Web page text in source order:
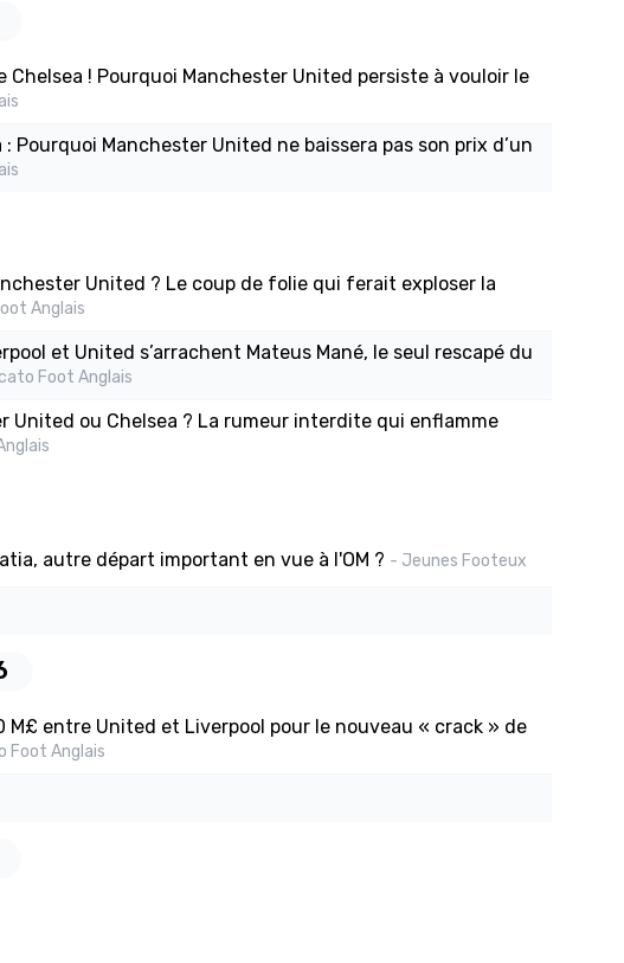
Chelsea ! Pourquoi Manchester United persiste à vouloir le
Pourquoi Manchester United ne baissera pas son prix d’un
United ? Le coup de folie qui ferait exploser la
Anglais
et United s’arrachent Mateus Mané, le seul rescapé du
Foot Anglais
United ou Chelsea ? La rumeur interdite qui enflamme
autre départ important en vue à l'OM ? - Jeunes Footeux
M£ entre United et Liverpool pour le nouveau « crack » de
Foot Anglais